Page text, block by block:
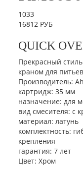
1033
16812 РУБ
QUICK
Прекрасный
краном для
Производитель:
картридж:35 мм
назначение:для
вид смесителя:с
материал:латунь
комплектность:
крепления
гарантия:7 лет
Цвет:Хром